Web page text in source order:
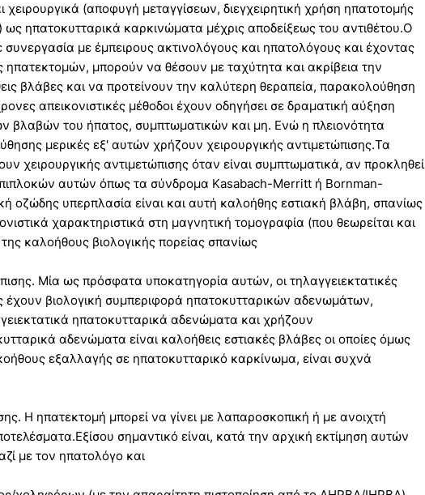
χειρουργικά (αποφυγή μεταγγίσεων, διεγχειρητική χρήση ηπατοτομής
ηπατοκυτταρικά καρκινώματα μέχρις αποδείξεως του αντιθέτου.Ο
με έμπειρους ακτινολόγους και ηπατολόγους και έχοντας
ηπατεκτομών, μπορούν να θέσουν με ταχύτητα και ακρίβεια την
βλάβες και να προτείνουν την καλύτερη θεραπεία, παρακολούθηση
απεικονιστικές μέθοδοι έχουν οδηγήσει σε δραματική αύξηση
βλαβών του ήπατος, συμπτωματικών και μη. Ενώ η πλειονότητα
μερικές εξ' αυτών χρήζουν χειρουργικής αντιμετώπισης.Τα
χειρουργικής αντιμετώπισης όταν είναι συμπτωματικά, αν προκληθεί
αυτών όπως τα σύνδρομα Κasabach-Merritt ή Bornman-
οζώδης υπερπλασία είναι και αυτή καλοήθης εστιακή βλάβη, σπανίως
χαρακτηριστικά στη μαγνητική τομογραφία (που θεωρείται και
καλοήθους βιολογικής πορείας σπανίως
Μία ως πρόσφατα υποκατηγορία αυτών, οι τηλαγγειεκτατικές
έχουν βιολογική συμπεριφορά ηπατοκυτταρικών αδενωμάτων,
ηπατοκυτταρικά αδενώματα και χρήζουν
αδενώματα είναι καλοήθεις εστιακές βλάβες οι οποίες όμως
εξαλλαγής σε ηπατοκυτταρικό καρκίνωμα, είναι συχνά
Η ηπατεκτομή μπορεί να γίνει με λαπαροσκοπική ή με ανοιχτή
σημαντικό είναι, κατά την αρχική εκτίμηση αυτών
με τον ηπατολόγο και